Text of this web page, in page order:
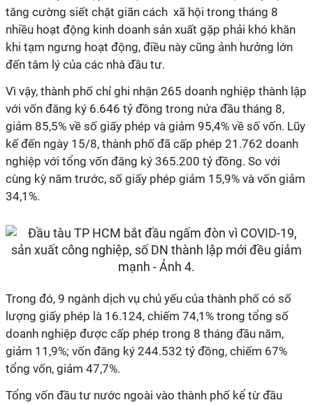
tăng cường siết chặt giãn cách xã hội trong tháng 8
nhiều hoạt động kinh doanh sản xuất gặp phải khó khăn
khi tạm ngưng hoạt động, điều này cũng ảnh hưởng lớn
đến tâm lý của các nhà đầu tư.
Vì vậy, thành phố chỉ ghi nhận 265 doanh nghiệp thành lập
với vốn đăng ký 6.646 tỷ đồng trong nửa đầu tháng 8,
giảm 85,5% về số giấy phép và giảm 95,4% về số vốn. Lũy
kế đến ngày 15/8, thành phố đã cấp phép 21.762 doanh
nghiệp với tổng vốn đăng ký 365.200 tỷ đồng. So với
cùng kỳ năm trước, số giấy phép giảm 15,9% và vốn giảm
34,1%.
Trong đó, 9 ngành dịch vụ chủ yếu của thành phố có số
lượng giấy phép là 16.124, chiếm 74,1% trong tổng số
doanh nghiệp được cấp phép trong 8 tháng đầu năm,
giảm 11,9%; vốn đăng ký 244.532 tỷ đồng, chiếm 67%
tổng vốn, giảm 47,7%.
Tổng vốn đầu tư nước ngoài vào thành phố kể từ đầu